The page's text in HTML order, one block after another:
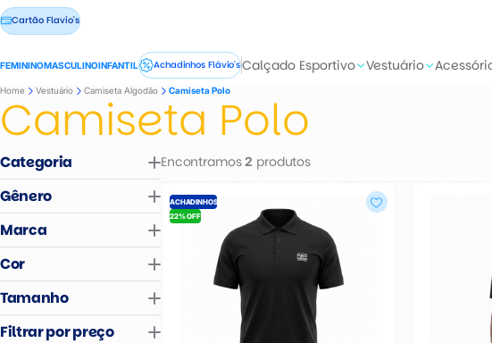
Cartão Flavio's
FEMININOMASCULINOINFANTIL Achadinhos Flávio'sCalçado Esportivo Vestuário
Home Vestuário Camiseta Algodão Camiseta Polo
Camiseta Polo
Categoria
Masculino
Gênero
Feminino
Marca
RED NOSE
Cor
Unic
Tamanho
G GG M P
Filtrar por preço
Encontramos 2 produtos
22% OFF
ACHADINHOS